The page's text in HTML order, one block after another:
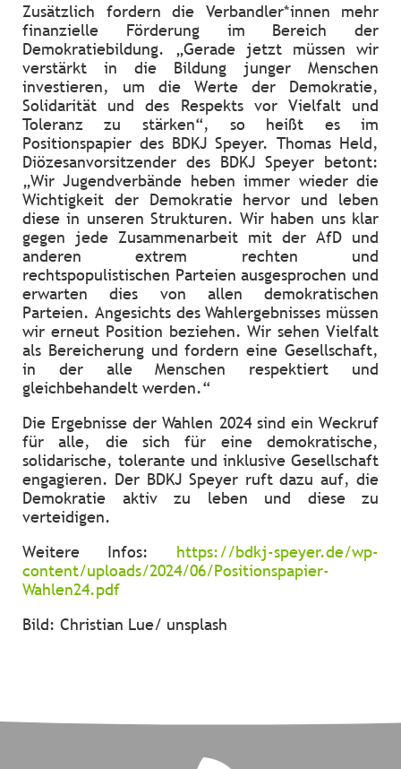
Zusätzlich fordern die Verbandler*innen mehr
finanzielle Förderung im Bereich der
Demokratiebildung. „Gerade jetzt müssen wir
verstärkt in die Bildung junger Menschen
investieren, um die Werte der Demokratie,
Solidarität und des Respekts vor Vielfalt und
Toleranz zu stärken“, so heißt es im
Positionspapier des BDKJ Speyer. Thomas Held,
Diözesanvorsitzender des BDKJ Speyer betont:
„Wir Jugendverbände heben immer wieder die
Wichtigkeit der Demokratie hervor und leben
diese in unseren Strukturen. Wir haben uns klar
gegen jede Zusammenarbeit mit der AfD und
anderen extrem rechten und
rechtspopulistischen Parteien ausgesprochen und
erwarten dies von allen demokratischen
Parteien. Angesichts des Wahlergebnisses müssen
wir erneut Position beziehen. Wir sehen Vielfalt
als Bereicherung und fordern eine Gesellschaft,
in der alle Menschen respektiert und
gleichbehandelt werden.“
Die Ergebnisse der Wahlen 2024 sind ein Weckruf
für alle, die sich für eine demokratische,
solidarische, tolerante und inklusive Gesellschaft
engagieren. Der BDKJ Speyer ruft dazu auf, die
Demokratie aktiv zu leben und diese zu
verteidigen.
Weitere Infos: https://bdkj-speyer.de/wp-
content/uploads/2024/06/Positionspapier-
Wahlen24.pdf
Bild: Christian Lue/ unsplash